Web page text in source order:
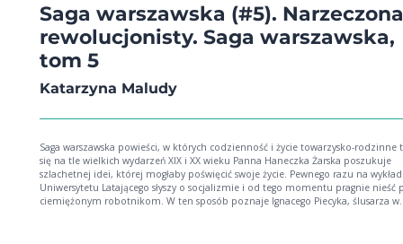
Saga warszawska (#5). Narzeczona
rewolucjonisty. Saga warszawska,
tom 5
Katarzyna Maludy
Saga warszawska powieści, w których codzienność i życie towarzysko-rodzinne toczą
się na tle wielkich wydarzeń XIX i XX wieku Panna Haneczka Żarska poszukuje
szlachetnej idei, której mogłaby poświęcić swoje życie. Pewnego razu na
Uniwersytetu Latającego słyszy o socjalizmie i od tego momentu pragnie nieść
ciemiężonym robotnikom. W ten sposób poznaje Ignacego Piecyka, ślusarza w